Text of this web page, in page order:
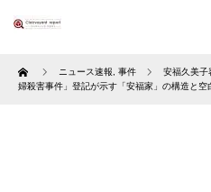
Home ニュース速報 事件
安福久美
婦殺害事件」登記が示す「安福家」の構造と空